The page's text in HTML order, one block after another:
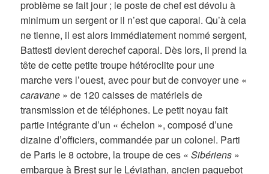
problème se fait jour ; le poste de chef est dévolu à
minimum un sergent or il n’est que caporal. Qu’à cela
ne tienne, il est alors immédiatement nommé sergent,
Battesti devient derechef caporal. Dès lors, il prend la
tête de cette petite troupe hétéroclite pour une
marche vers l’ouest, avec pour but de convoyer une «
caravane » de 120 caisses de matériels de
transmission et de téléphones. Le petit noyau fait
partie intégrante d’un « échelon », composé d’une
dizaine d’officiers, commandée par un colonel. Parti
de Paris le 8 octobre, la troupe de ces «Sibériens »
embarque à Brest sur le Léviathan, ancien paquebot